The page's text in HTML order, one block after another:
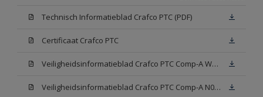
Technisch Informatieblad Crafco PTC (PDF)
Certificaat Crafco PTC
Veiligheidsinformatieblad Crafco PTC Comp-A W05 (MSDS)
Veiligheidsinformatieblad Crafco PTC Comp-A N00 (MSDS)